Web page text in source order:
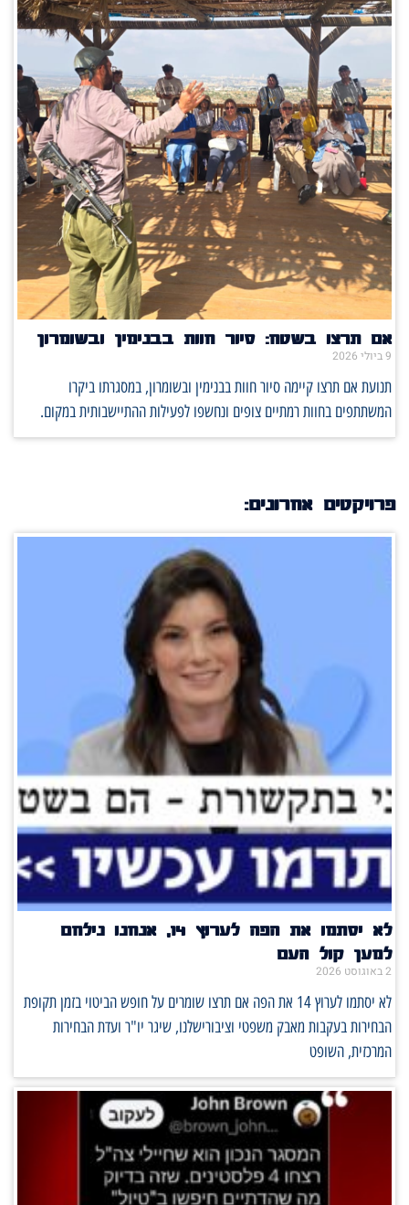
אם תרצו בשטח: סיור חוות בבנימין ובשומרון
9 ביולי 2026
תנועת אם תרצו קיימה סיור חוות בבנימין ובשומרון, במסגרתו ביקרו
המשתתפים בחוות רמתיים צופים ונחשפו לפעילות ההתיישבותית במקום.
פרויקטים אחרונים:
לא יסתמו את הפה לערוץ 14, אנחנו נילחם
למען קול העם
2 באוגוסט 2026
לא יסתמו לערוץ 14 את הפה אם תרצו שומרים על חופש הביטוי בזמן תקופת
הבחירות בעקבות מאבק משפטי וציבורישלנו, שיגר יו"ר ועדת הבחירות
המרכזית, השופט